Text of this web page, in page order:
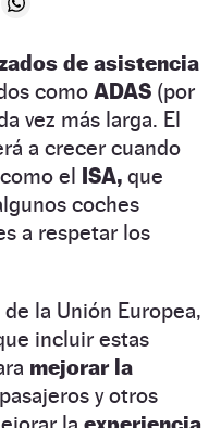
de asistencia
como ADAS (por
vez más larga. El
a crecer cuando
el ISA, que
coches
a respetar los
la Unión Europea,
incluir estas
mejorar la
y otros